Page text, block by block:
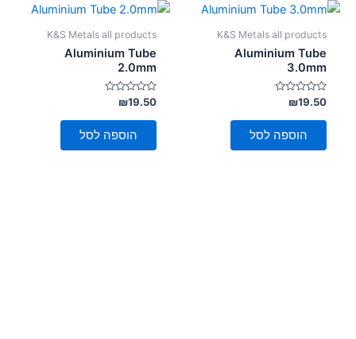
K&S Metals all products
Aluminium Tube
3.0mm
דורג
0
מתוך
₪19.50
הוספה לסל
K&S Metals all products
Aluminium Tube
2.0mm
דורג
0
מתוך
₪19.50
הוספה לסל